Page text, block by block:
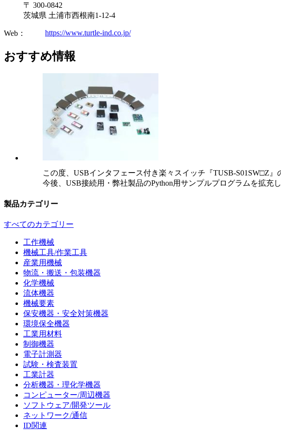
〒 300-0842
茨城県 土浦市西根南1-12-4
Web： https://www.turtle-ind.co.jp/
おすすめ情報
この度、USBインタフェース付き楽々スイッチ『TUSB-S01SW□Z
今後、USB接続用・弊社製品のPython用サンプルプログラムを拡充
製品カテゴリー
すべてのカテゴリー
工作機械
機械工具/作業工具
産業用機械
物流・搬送・包装機器
化学機械
流体機器
機械要素
保安機器・安全対策機器
環境保全機器
工業用材料
制御機器
電子計測器
試験・検査装置
工業計器
分析機器・理化学機器
コンピューター/周辺機器
ソフトウェア/開発ツール
ネットワーク/通信
ID関連